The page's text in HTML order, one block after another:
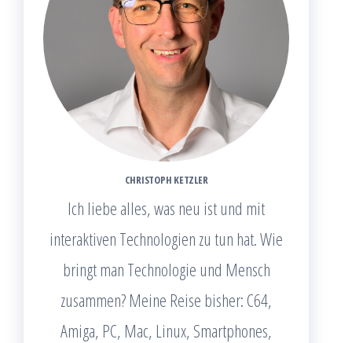
CHRISTOPH KETZLER
Ich liebe alles, was neu ist und mit
interaktiven Technologien zu tun hat. Wie
bringt man Technologie und Mensch
zusammen? Meine Reise bisher: C64,
Amiga, PC, Mac, Linux, Smartphones,